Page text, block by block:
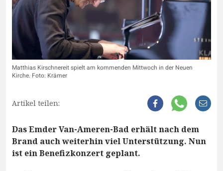
Matthias Kirschnereit spielt am kommenden Mittwoch in der Neuen
Kirche. Foto: Krämer
Artikel teilen:
Das Emder Van-Ameren-Bad erhält nach dem
Brand auch weiterhin viel Unterstützung. Nun
ist ein Benefizkonzert geplant.